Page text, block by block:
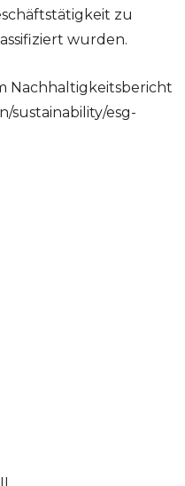
zu
wurden.
Nachhaltigkeitsbericht
sustainability/esg-